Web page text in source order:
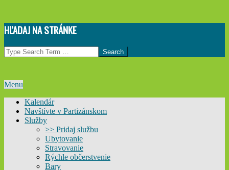
Skip
to
content
HĽADAJ NA STRÁNKE
Search
Primary
Menu
Menu
Kalendár
Navštívte v Partizánskom
Služby
>> Pridaj službu
Ubytovanie
Stravovanie
Rýchle občerstvenie
Bary